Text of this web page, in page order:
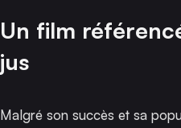
Un film
jus
Malgré son succès et sa